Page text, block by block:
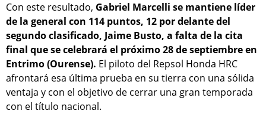
Con este resultado, Gabriel Marcelli se mantiene líder
de la general con 114 puntos, 12 por delante del
segundo clasificado, Jaime Busto, a falta de la cita
final que se celebrará el próximo 28 de septiembre en
Entrimo (Ourense). El piloto del Repsol Honda HRC
afrontará esa última prueba en su tierra con una sólida
ventaja y con el objetivo de cerrar una gran temporada
con el título nacional.